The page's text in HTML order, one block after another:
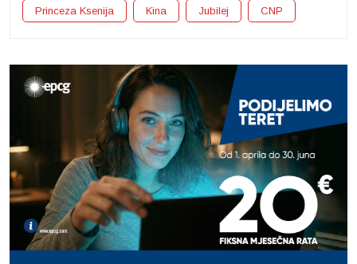
Princeza Ksenija Kina Jubilej CNP